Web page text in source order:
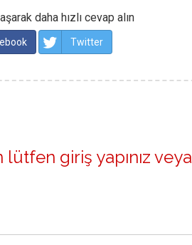
daha hızlı cevap alın
Twitter
lütfen giriş yapınız veya